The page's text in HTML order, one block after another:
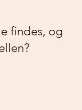
findes, og